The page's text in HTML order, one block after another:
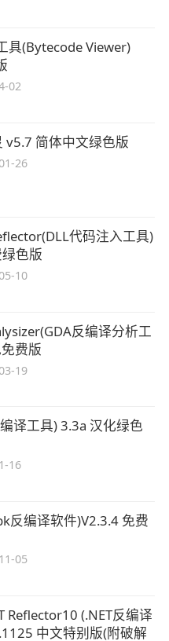
具(Bytecode Viewer)
02
v5.7 简体中文绿色版
26
代码注入工具)
色版
10
反编译分析工
费版
19
译工具) 3.3a 汉化绿色
16
反编译软件)V2.3.4 免费
05
Reflector10 (.NET反编译
中文特别版(附破解